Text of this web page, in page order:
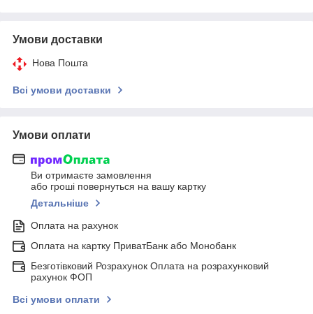
Умови доставки
Нова Пошта
Всі умови доставки
Умови оплати
Ви отримаєте замовлення
або гроші повернуться на вашу картку
Детальніше
Оплата на рахунок
Оплата на картку ПриватБанк або Монобанк
Безготівковий Розрахунок Оплата на розрахунковий
рахунок ФОП
Всі умови оплати